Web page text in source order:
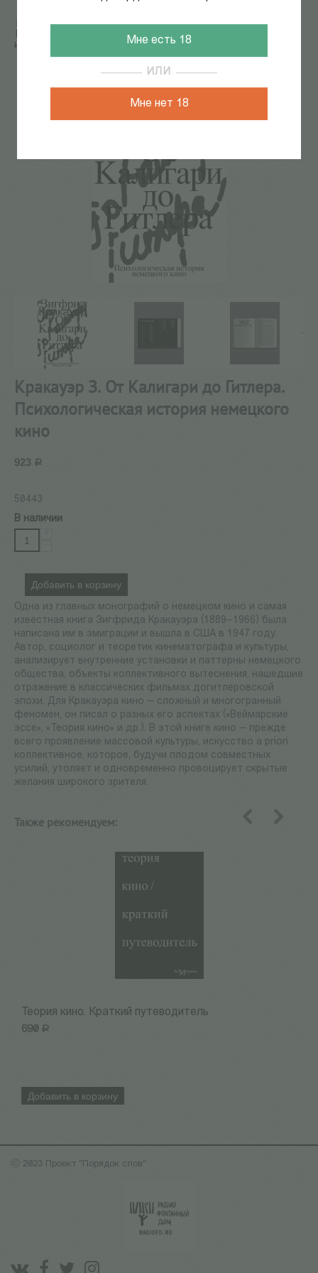
Мне есть 18
ИЛИ
Мне нет 18
Главная / КАТАЛОГ КНИГ / кино / теория кино /
Кракауэр З. От Калигари до Гитлера. Психологическая
история немецкого кино
41 из 77
Кракауэр З. От Калигари до Гитлера.
Психологическая история немецкого
кино
923 Р
50443
В наличии
Добавить в корзину
Одна из главных монографий о немецком кино и самая
известная книга Зигфрида Кракауэра (1889–1966) была
написана им в эмиграции и вышла в США в 1947 году.
Автор, социолог и теоретик кинематографа и культуры,
анализирует внутренние установки и паттерны немецкого
общества, объекты коллективного вытеснения, нашедшие
отражение в классических фильмах догитлеровской
эпохи. Для Кракауэра кино — сложный и многогранный
феномен, он писал о разных его аспектах («Веймарские
эссе», «Теория кино» и др.). В этой книге кино — прежде
всего проявление массовой культуры, искусство a priori
коллективное, которое, будучи плодом совместных
усилий, утоляет и одновременно провоцирует скрытые
желания широкого зрителя.
Также рекомендуем:
Теория кино. Краткий путеводитель
690 Р
Добавить в корзину
ⓒ 2023 Проект "Порядок слов"